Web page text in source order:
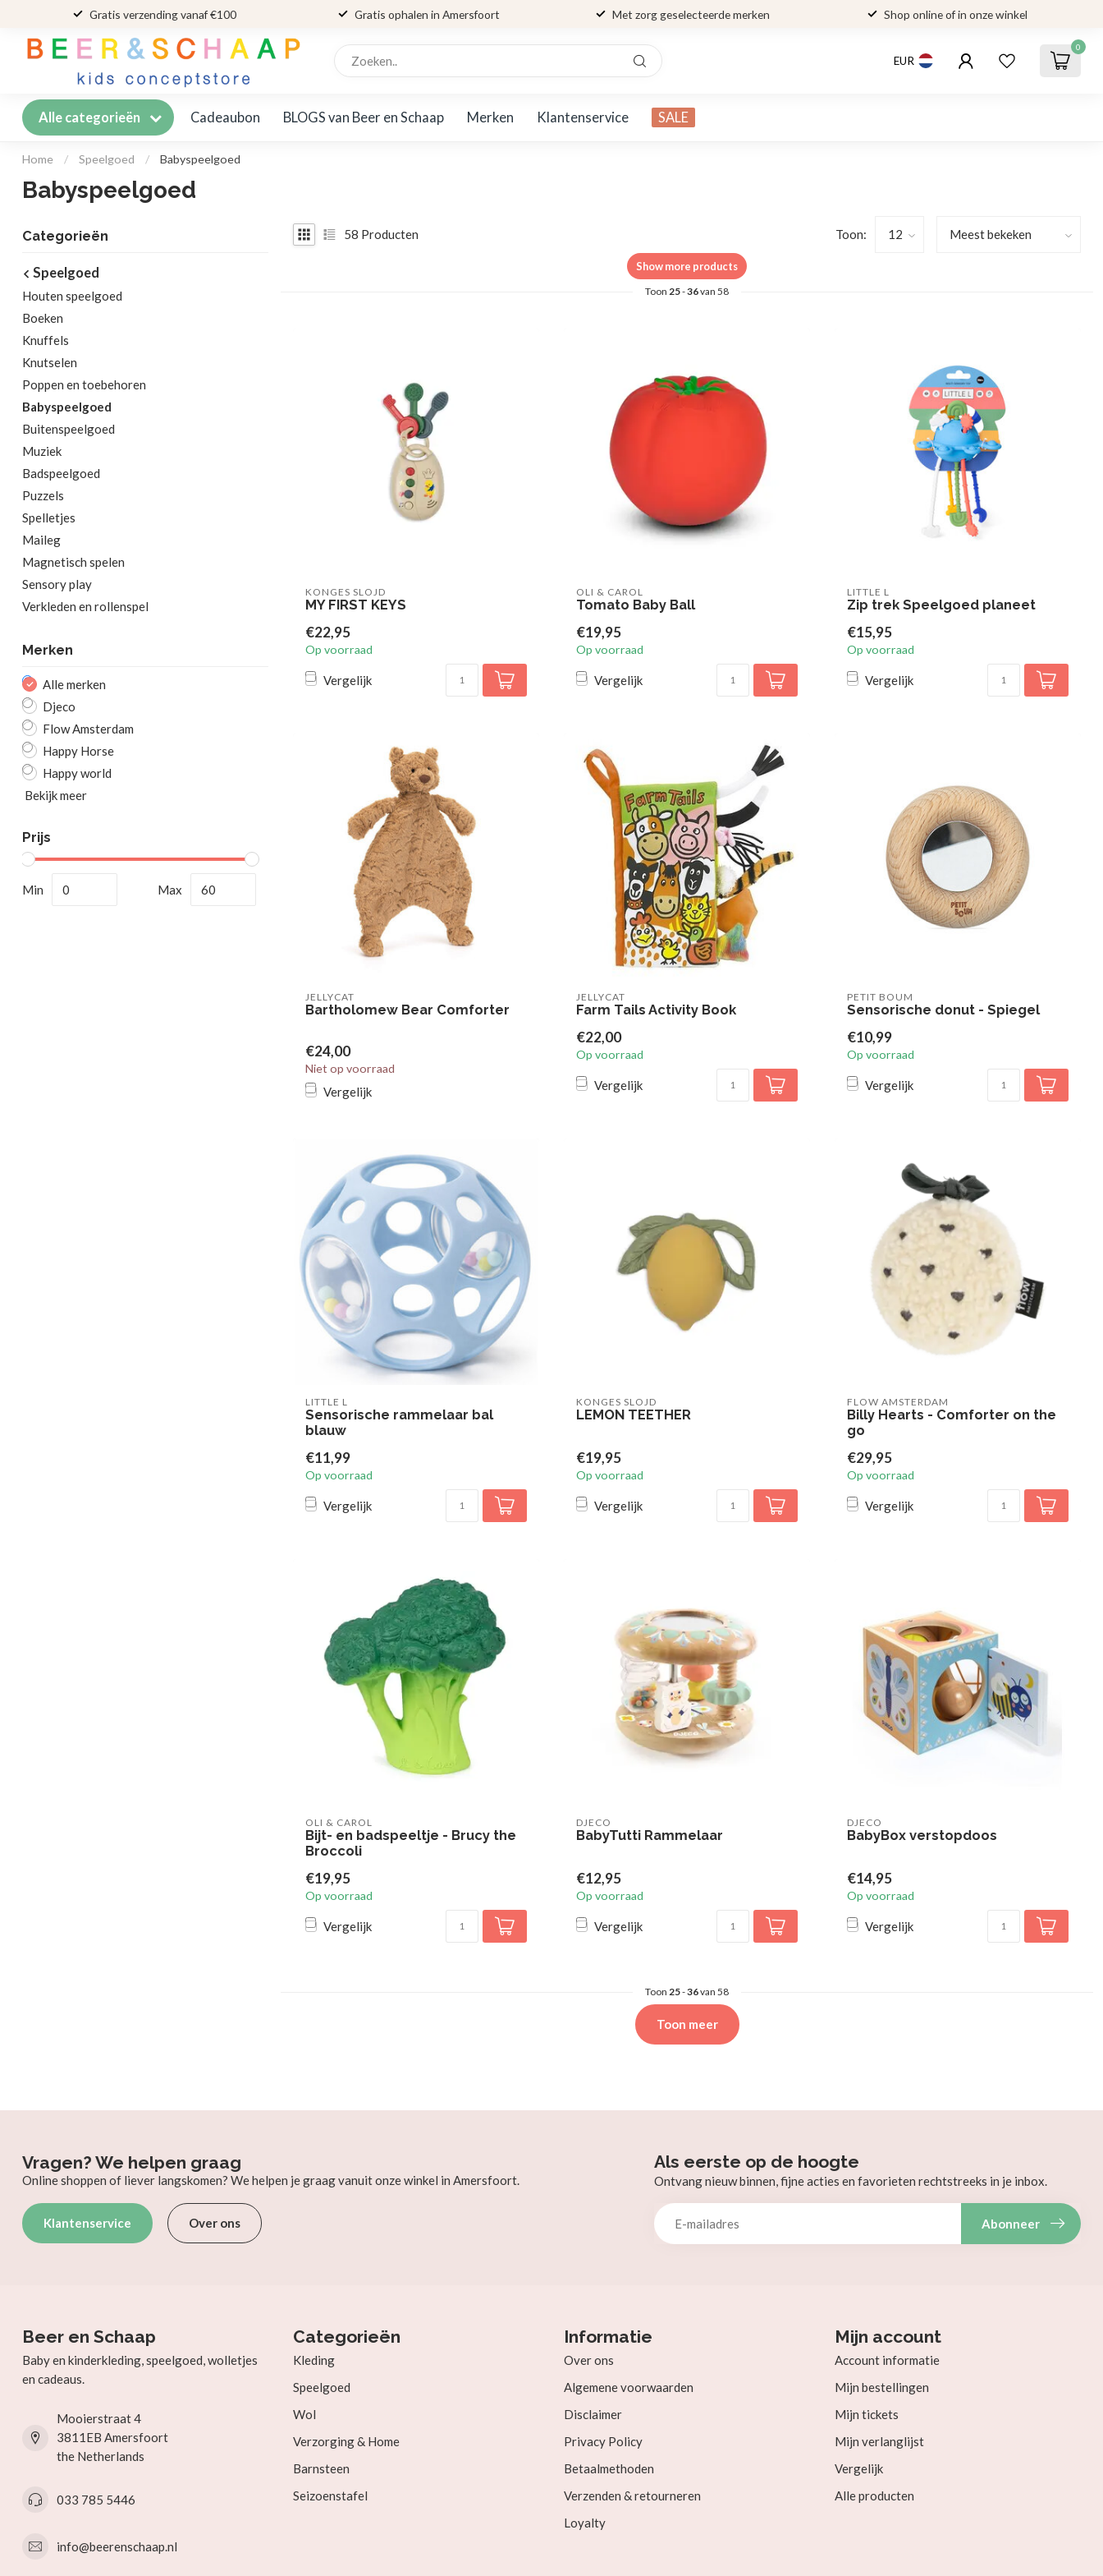
Gratis verzending vanaf €100 Gratis ophalen in Amersfoort Met zorg geselecteerde merken Shop online of in onze winkel
EUR
0
Alle categorieën Cadeaubon BLOGS van Beer en Schaap Merken Klantenservice SALE
Home / Speelgoed / Babyspeelgoed
Babyspeelgoed
Categorieën
Speelgoed
Houten speelgoed
Boeken
Knuffels
Knutselen
Poppen en toebehoren
Babyspeelgoed
Buitenspeelgoed
Muziek
Badspeelgoed
Puzzels
Spelletjes
Maileg
Magnetisch spelen
Sensory play
Verkleden en rollenspel
Merken
Alle merken
Djeco
Flow Amsterdam
Happy Horse
Happy world
Bekijk meer
Prijs
Min Max
58 Producten Toon:
Show more products
Toon 25-36van 58
KONGES SLOJD
MY FIRST KEYS
€22,95
Op voorraad
Vergelijk
OLI & CAROL
Tomato Baby Ball
€19,95
Op voorraad
Vergelijk
LITTLE L
Zip trek Speelgoed planeet
€15,95
Op voorraad
Vergelijk
JELLYCAT
Bartholomew Bear Comforter
€24,00
Niet op voorraad
Vergelijk
JELLYCAT
Farm Tails Activity Book
€22,00
Op voorraad
Vergelijk
PETIT BOUM
Sensorische donut - Spiegel
€10,99
Op voorraad
Vergelijk
LITTLE L
Sensorische rammelaar bal
blauw
€11,99
Op voorraad
Vergelijk
KONGES SLOJD
LEMON TEETHER
€19,95
Op voorraad
Vergelijk
FLOW AMSTERDAM
Billy Hearts - Comforter on the
go
€29,95
Op voorraad
Vergelijk
OLI & CAROL
Bijt- en badspeeltje - Brucy the
Broccoli
€19,95
Op voorraad
Vergelijk
DJECO
BabyTutti Rammelaar
€12,95
Op voorraad
Vergelijk
DJECO
BabyBox verstopdoos
€14,95
Op voorraad
Vergelijk
Toon 25-36van 58
Toon meer
Vragen? We helpen graag
Online shoppen of liever langskomen? We helpen je graag vanuit onze winkel in Amersfoort.
Klantenservice Over ons
Als eerste op de hoogte
Ontvang nieuw binnen, fijne acties en favorieten rechtstreeks in je inbox.
Abonneer
Beer en Schaap
Baby en kinderkleding, speelgoed, wolletjes
en cadeaus.
Mooierstraat 4
3811EB Amersfoort
the Netherlands
033 785 5446
info@beerenschaap.nl
Categorieën
Kleding
Speelgoed
Wol
Verzorging & Home
Barnsteen
Seizoenstafel
Informatie
Over ons
Algemene voorwaarden
Disclaimer
Privacy Policy
Betaalmethoden
Verzenden & retourneren
Loyalty
Mijn account
Account informatie
Mijn bestellingen
Mijn tickets
Mijn verlanglijst
Vergelijk
Alle producten